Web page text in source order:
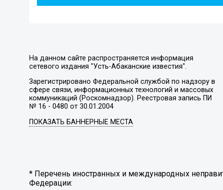
На данном сайте распространяется информация
сетевого издания "Усть-Абаканские известия".
Зарегистрировано Федеральной службой по надзору в
сфере связи, информационных технологий и массовых
коммуникаций (Роскомнадзор). Реестровая запись ПИ
№ 16 - 0480 от 30.01.2004
ПОКАЗАТЬ БАННЕРНЫЕ МЕСТА
* Перечень иностранных и международных
Федерации: